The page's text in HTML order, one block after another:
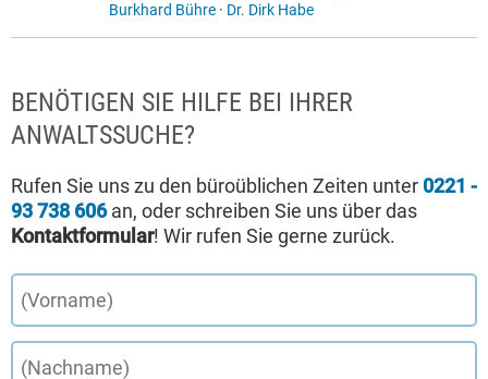
Burkhard Bühre · Dr. Dirk Habe
BENÖTIGEN SIE HILFE BEI IHRER
ANWALTSSUCHE?
Rufen Sie uns zu den büroüblichen Zeiten unter 0221 -
93 738 606an, oder schreiben Sie uns über das
Kontaktformular! Wir rufen Sie gerne zurück.